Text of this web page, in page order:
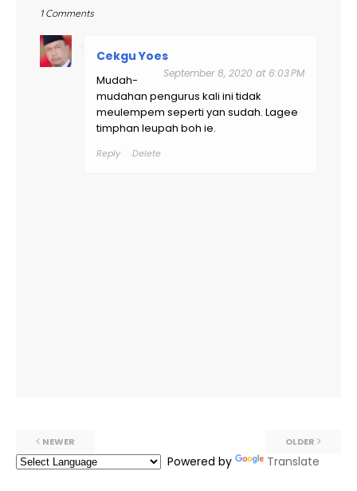
1 Comments
Cekgu Yoes
September 8, 2020 at 6:03 PM
Mudah-
mudahan pengurus kali ini tidak
meulempem seperti yan sudah. Lagee
timphan leupah boh ie.
Reply Delete
NEWER OLDER
Powered by Translate